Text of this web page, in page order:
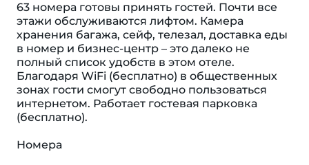
63 номера готовы принять гостей. Почти все
этажи обслуживаются лифтом. Камера
хранения багажа, сейф, телезал, доставка еды
в номер и бизнес-центр – это далеко не
полный список удобств в этом отеле.
Благодаря WiFi (бесплатно) в общественных
зонах гости смогут свободно пользоваться
интернетом. Работает гостевая парковка
(бесплатно).
Номера